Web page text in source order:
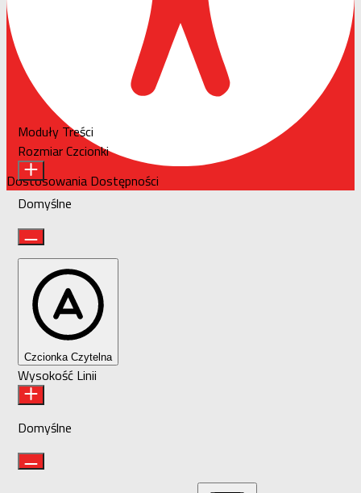
Dostosowania Dostępności
Moduły Treści
Rozmiar Czcionki
Domyślne
Czcionka Czytelna
Wysokość Linii
Domyślne